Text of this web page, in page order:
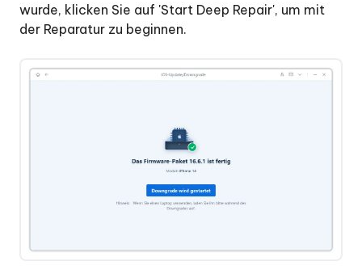
wurde, klicken Sie auf 'Start Deep Repair', um mit
der Reparatur zu beginnen.